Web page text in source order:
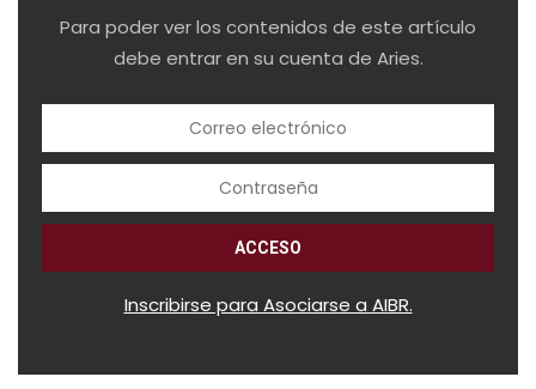
Para poder ver los contenidos de este artículo
debe entrar en su cuenta de Aries.
Inscribirse para Asociarse a AIBR.